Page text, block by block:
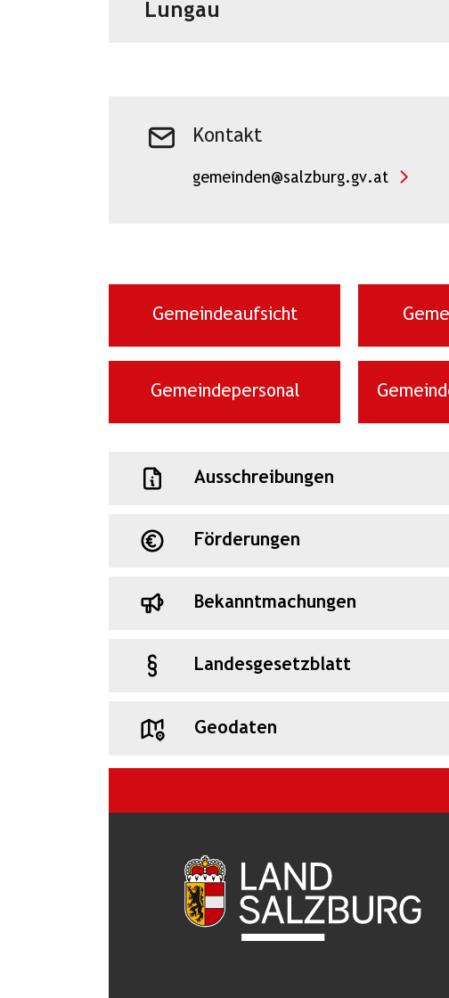
Lungau
Kontakt
gemeinden@salzburg.gv.at
Gemeindeaufsicht
Gemeindepersonal
Ausschreibungen
Förderungen
Bekanntmachungen
Landesgesetzblatt
Geodaten